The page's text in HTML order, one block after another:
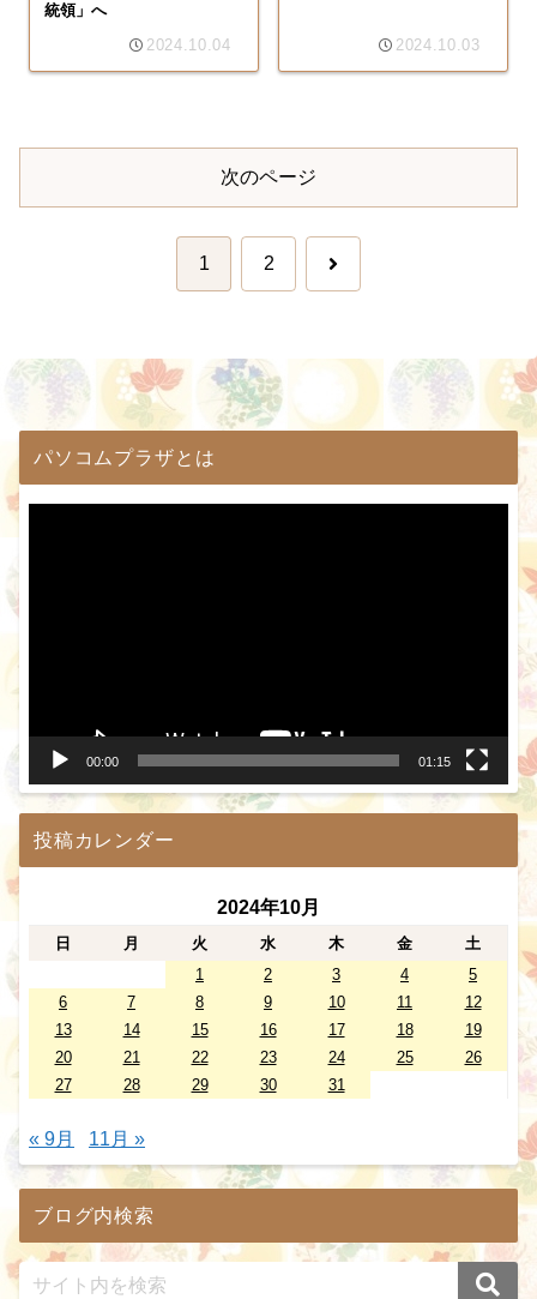
統領」へ
2024.10.04
2024.10.03
次のページ
1 2 次
パソコムプラザとは
00:00 01:15
投稿カレンダー
2024年10月
日 月 火 水 木 金
土
1
2 3 4
5
6
7 8 9 10 11
12
13
14 15 16 17 18
19
20
21 22 23 24 25
26
27
28 29 30 31
« 9月 11月 »
ブログ内検索